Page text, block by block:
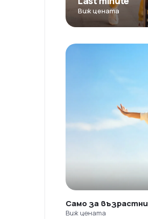
Виж цената
Само за възрастни
Виж цената